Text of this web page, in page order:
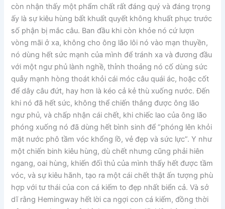
còn nhận thấy một phẩm chất rất đáng quý và đáng trọng
ấy là sự kiêu hùng bất khuất quyết không khuất phục trước
số phận bị mắc câu. Ban đầu khi còn khỏe nó cứ lượn
vòng mãi ở xa, không cho ông lão lôi nó vào mạn thuyền,
nó dùng hết sức mạnh của mình để tránh xa và đương đầu
với một ngư phủ lành nghề, thỉnh thoảng nó cố dùng sức
quẫy mạnh hòng thoát khỏi cái móc câu quái ác, hoặc cốt
để dây câu đứt, hay hơn là kéo cả kẻ thù xuống nước. Đến
khi nó đã hết sức, không thể chiến thắng được ông lão
ngư phủ, và chấp nhận cái chết, khi chiếc lao của ông lão
phóng xuống nó đã dùng hết bình sinh để “phóng lên khỏi
mặt nước phô tầm vóc khổng lồ, vẻ đẹp và sức lực”. Y như
một chiến binh kiêu hùng, dù chết nhưng cũng phải hiên
ngang, oai hùng, khiến đối thủ của mình thấy hết được tầm
vóc, và sự kiêu hãnh, tạo ra một cái chết thật ấn tượng phù
hợp với tư thái của con cá kiếm to đẹp nhất biển cả. Và sở
dĩ rằng Hemingway hết lời ca ngợi con cá kiếm, đồng thời